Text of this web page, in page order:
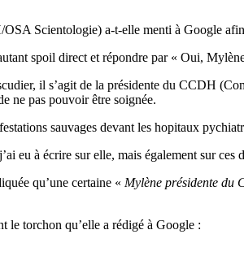
Scientologie) a-t-elle menti à Google
spoil direct et répondre par « Oui,
il s’agit de la présidente du CCDH
ne pas pouvoir être soignée.
sauvages devant les hopitaux
eu à écrire sur elle, mais également sur
qu’une certaine « Mylène présidente du
le torchon qu’elle a rédigé à Google :